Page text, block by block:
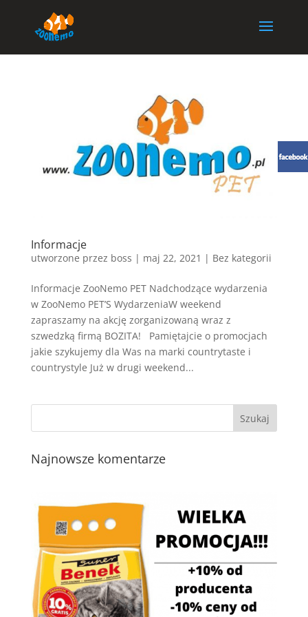
Informacje
utworzone przez boss | maj 22, 2021 | Bez kategorii
Informacje ZooNemo PET Nadchodzące wydarzenia
w ZooNemo PET’S WydarzeniaW weekend
zapraszamy na akcję zorganizowaną wraz z
szwedzką firmą BOZITA! Pamiętajcie o promocjach
jakie szykujemy dla Was na marki countrytaste i
countrystyle Już w drugi weekend...
Najnowsze komentarze